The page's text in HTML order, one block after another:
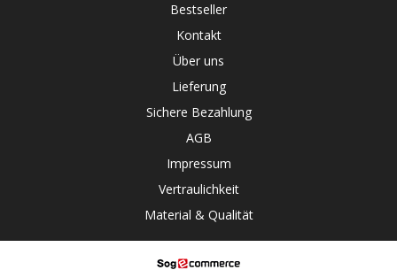
Bestseller
Kontakt
Über uns
Lieferung
Sichere Bezahlung
AGB
Impressum
Vertraulichkeit
Material & Qualität